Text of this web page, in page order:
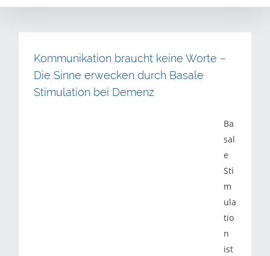
Kommunikation braucht keine Worte –
Die Sinne erwecken durch Basale
Stimulation bei Demenz
Ba
sal
e
Sti
m
ula
tio
n
ist